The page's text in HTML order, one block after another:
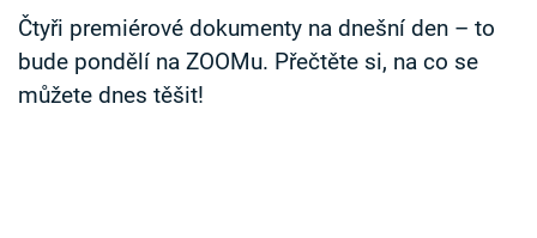
Sledujte nás
Čtyři premiérové dokumenty na dnešní den – to
bude pondělí na ZOOMu. Přečtěte si, na co se
můžete dnes těšit!